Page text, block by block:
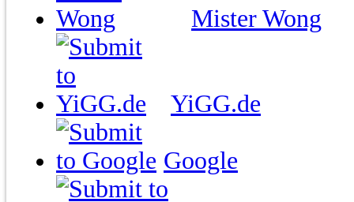
Mister Wong
YiGG.de
Google